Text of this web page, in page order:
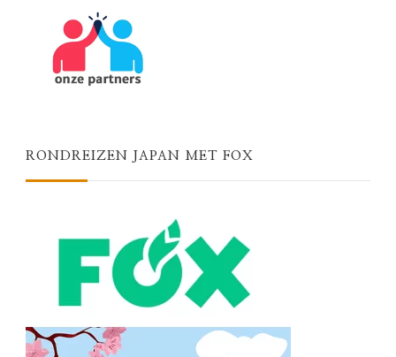
RONDREIZEN JAPAN MET FOX